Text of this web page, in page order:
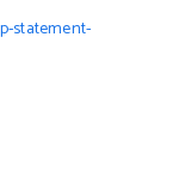
statement-